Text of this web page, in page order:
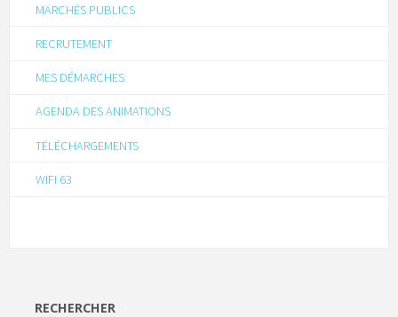
MARCHÉS PUBLICS
RECRUTEMENT
MES DÉMARCHES
AGENDA DES ANIMATIONS
TÉLÉCHARGEMENTS
WIFI 63
RECHERCHER